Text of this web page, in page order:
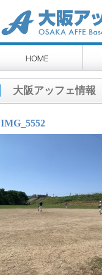
大阪アッフェ情報
IMG_5552